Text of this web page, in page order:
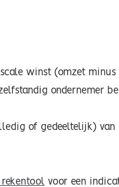
winst (omzet
ondernemer
of gedeeltelijk) van
voor een